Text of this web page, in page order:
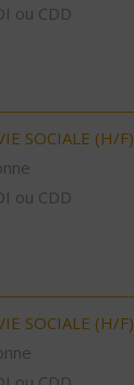
ou CDD
SOCIALE (H/F)
ou CDD
SOCIALE (H/F)